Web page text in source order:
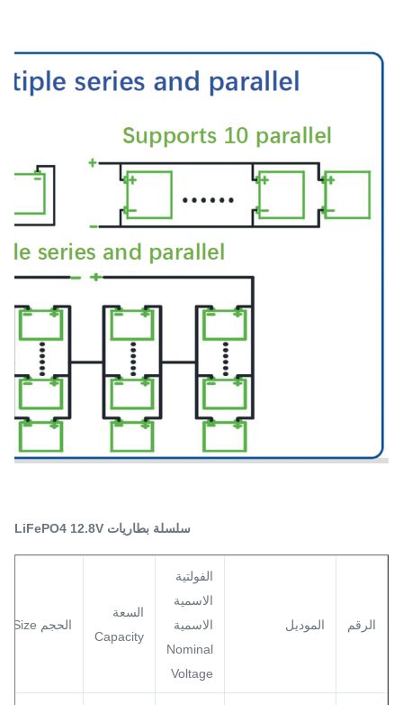
سلسلة بطاريات LiFePO4 12.8V
الرقم الموديل
الفولتية
الاسمية
الاسمية
Nominal
Voltage
السعة
Capacity
الحجم Size